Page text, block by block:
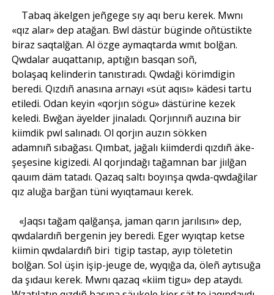
Tabaq äkelgen jeñgege sıy aqı beru kerek. Mwnı
«qız alar» dep atağan. Bwl dästür büginde oñtüstikte
biraz saqtalğan. Al özge aymaqtarda wmıt bolğan.
Qwdalar auqattanıp, aptığın basqan soñ,
bolaşaq kelinderin tanıstıradı. Qwdaği körimdigin
beredi. Qızdıñ anasına arnayı «süt aqısı» kädesi tartu
etiledi. Odan keyin «qorjın sögu» dästürine kezek
keledi. Bwğan äyelder jinaladı. Qorjınnıñ auzına bir
kiimdik pwl salınadı. Ol qorjın auzın sökken
adamnıñ sıbağası. Qımbat, jağalı kiimderdi qızdıñ äke-
şeşesine kigizedi. Al qorjındağı tağamnan bar jiılğan
qauım däm tatadı. Qazaq saltı boyınşa qwda-qwdağilar
qız aluğa barğan tüni wyıqtamauı kerek.
«Jaqsı tağam qalğanşa, jaman qarın jarılısın» dep,
qwdalardıñ bergenin jey beredi. Eger wyıqtap ketse
kiimin qwdalardıñ biri tigip tastap, ayıp töletetin
bolğan. Sol üşin işip-jeuge de, wyqığa da, öleñ aytısuğa
da şıdauı kerek. Mwnı qazaq «kiim tigu» dep ataydı.